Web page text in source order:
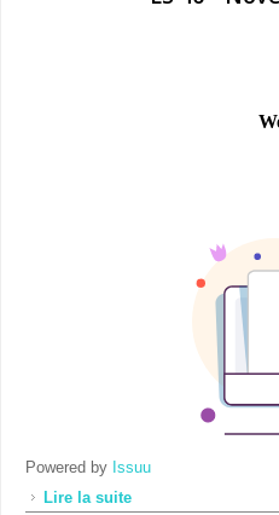
Powered by Issuu
Lire la suite